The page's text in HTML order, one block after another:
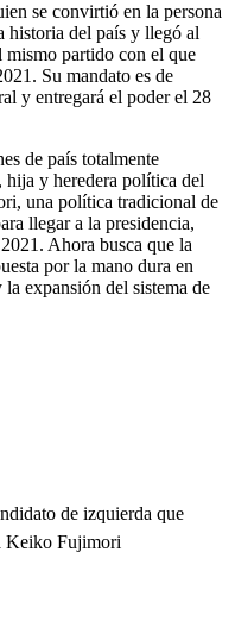
se convirtió en la persona
historia del país y llegó al
mismo partido con el que
Su mandato es de
y entregará el poder el 28
de país totalmente
y heredera política del
una política tradicional de
llegar a la presidencia,
Ahora busca que la
por la mano dura en
expansión del sistema de
de izquierda que
Keiko Fujimori